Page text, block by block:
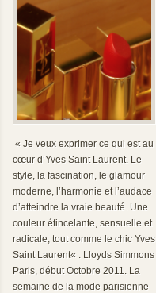
« Je veux exprimer ce qui est au
cœur d’Yves Saint Laurent. Le
style, la fascination, le glamour
moderne, l’harmonie et l’audace
d’atteindre la vraie beauté. Une
couleur étincelante, sensuelle et
radicale, tout comme le chic Yves
Saint Laurent« . Lloyds Simmons
Paris, début Octobre 2011. La
semaine de la mode parisienne